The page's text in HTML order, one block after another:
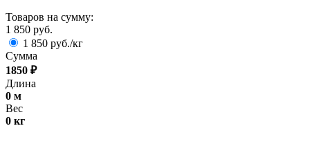
Товаров на сумму:
1 850 руб.
1 850 руб./кг
Сумма
1850 ₽
Длина
0 м
Вес
0 кг